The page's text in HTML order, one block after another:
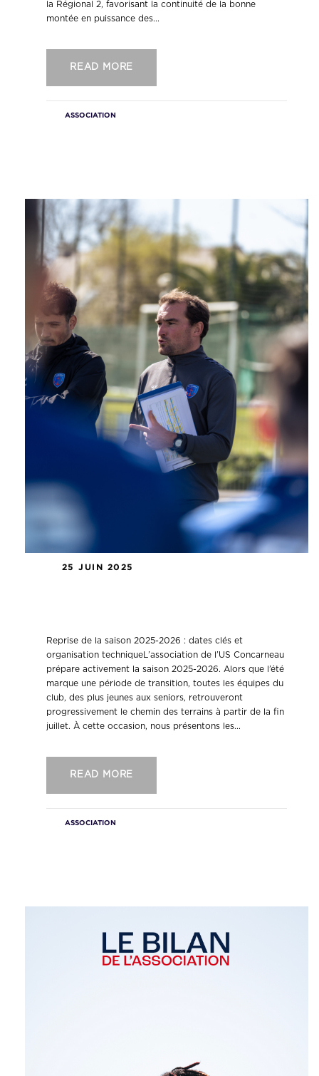
la Régional 2, favorisant la continuité de la bonne
montée en puissance des...
READ MORE
ASSOCIATION
25 JUIN 2025
Reprise de la saison 2025-2026 : dates clés et
organisation techniqueL’association de l’US Concarneau
prépare activement la saison 2025-2026. Alors que l’été
marque une période de transition, toutes les équipes du
club, des plus jeunes aux seniors, retrouveront
progressivement le chemin des terrains à partir de la fin
juillet. À cette occasion, nous présentons les...
READ MORE
ASSOCIATION